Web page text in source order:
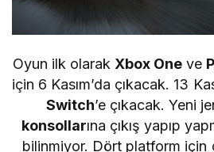
Oyun ilk olarak Xbox Oneve
için 6 Kasım’da çıkacak. 13
Switch’e çıkacak. Yeni
konsollarına çıkış yapıp
bilinmiyor. Dört platform için